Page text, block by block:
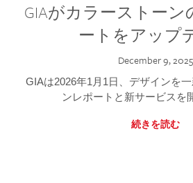
GIAがカラーストーン
ートをアップ
December 9, 2025
GIAは2026年1月1日、デザインを
ンレポートと新サービスを
続きを読む